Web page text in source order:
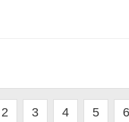
2 3 4 5 6